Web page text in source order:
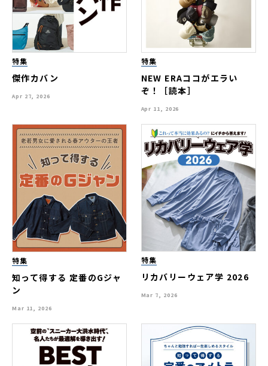
特集
傑作カバン
Apr 27, 2026
特集
NEW ERAココがエラい
ぞ！［読本］
Apr 11, 2026
特集
知って得する 定番のGジャ
ン
Mar 11, 2026
特集
リカバリーウェア学 2026
Mar 7, 2026